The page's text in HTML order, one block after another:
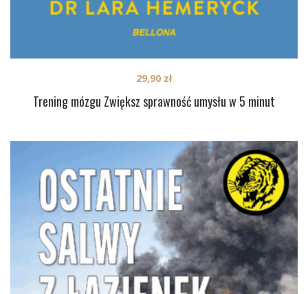
Trening mózgu Zwiększ sprawność umysłu w 5 minut
29,90 zł